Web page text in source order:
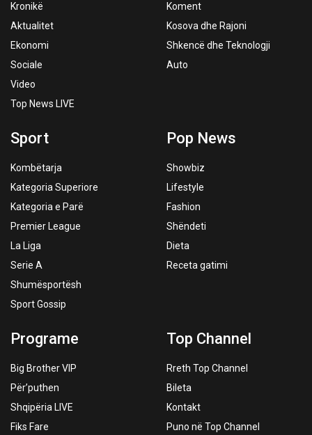
Kronikë
Aktualitet
Ekonomi
Sociale
Video
Top News LIVE
Koment
Kosova dhe Rajoni
Shkencë dhe Teknologji
Auto
Sport
Kombëtarja
Kategoria Superiore
Kategoria e Parë
Premier League
La Liga
Serie A
Shumësportësh
Sport Gossip
Pop News
Showbiz
Lifestyle
Fashion
Shëndeti
Dieta
Receta gatimi
Programe
Big Brother VIP
Për’puthen
Shqipëria LIVE
Fiks Fare
Top Channel
Rreth Top Channel
Bileta
Kontakt
Puno në Top Channel